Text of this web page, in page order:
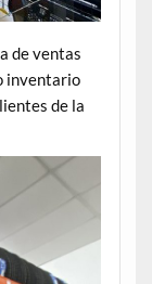
de ventas
inventario
de la